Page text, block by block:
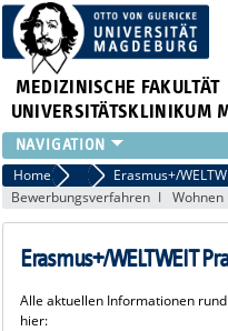
MEDIZINISCHE FAKULTÄT
UNIVERSITÄTSKLINIKUM
INSTITUTE
KLINIKEN
ZENTRALE EINRICHTUNGEN
FORSCHUNG
ÜBER UNS
Home Incoming - Wege an
Bewerbungsverfahren
Erasmus+/WELTWEIT
Alle aktuellen Informationen
hier: